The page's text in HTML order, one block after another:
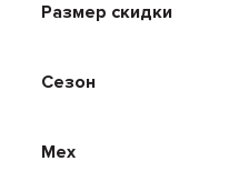
Размер скидки
Сезон
Мех